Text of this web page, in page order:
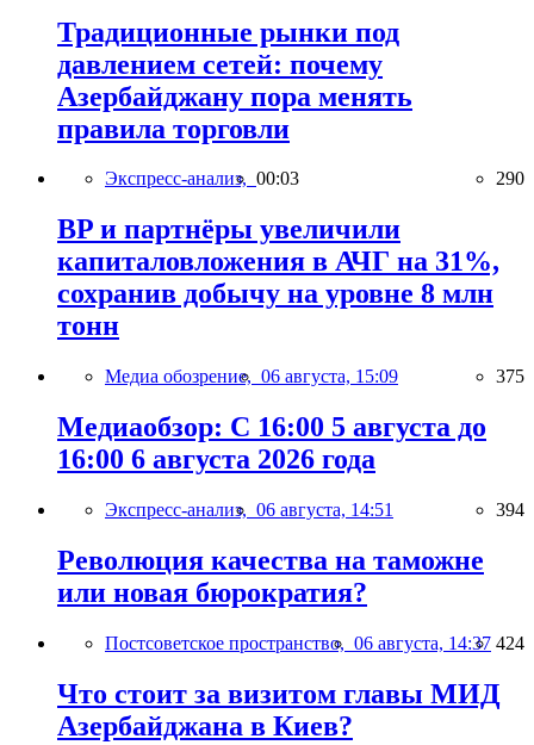
Традиционные рынки под
давлением сетей: почему
Азербайджану пора менять
правила торговли
Экспресс-анализ, 00:03 290
BP и партнёры увеличили
капиталовложения в АЧГ на 31%,
сохранив добычу на уровне 8 млн
тонн
Медиа обозрение, 06 августа, 15:09 375
Медиаобзор: С 16:00 5 августа до
16:00 6 августа 2026 года
Экспресс-анализ, 06 августа, 14:51 394
Революция качества на таможне
или новая бюрократия?
Постсоветское пространство, 06 августа, 14:37 424
Что стоит за визитом главы МИД
Азербайджана в Киев?